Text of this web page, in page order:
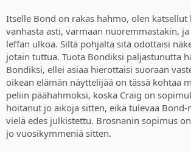
Itselle Bond on rakas hahmo, olen
vanhasta asti, varmaan nuoremmastakin,
leffan ulkoa. Siltä pohjalta sitä odottaisi
jotain tuttua. Tuota Bondiksi paljastunutta
Bondiksi, ellei asiaa hierottaisi suoraan
oikean elämän näyttelijää on tässä kohtaa
peliin päähahmoksi, koska Craig on
hoitanut jo aikoja sitten, eikä tulevaa Bond-
vielä edes julkistettu. Brosnanin sopimus
jo vuosikymmeniä sitten.